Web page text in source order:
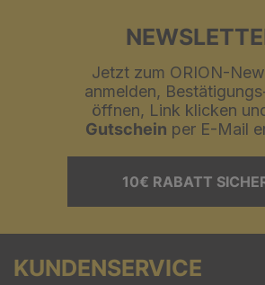
Jetzt zum ORION-
anmelden,
öffnen, Link klicken
Gutschein per E-Mail
10€ RABATT
KUNDENSERVICE